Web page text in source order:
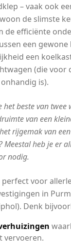
– vaak ook
de slimste
de efficiënte
een
een
(die voor
is).
beste van twee
van een
rijgemak van
Meestal heb je er
nodig.
voor
in
Denk
vervoeren.